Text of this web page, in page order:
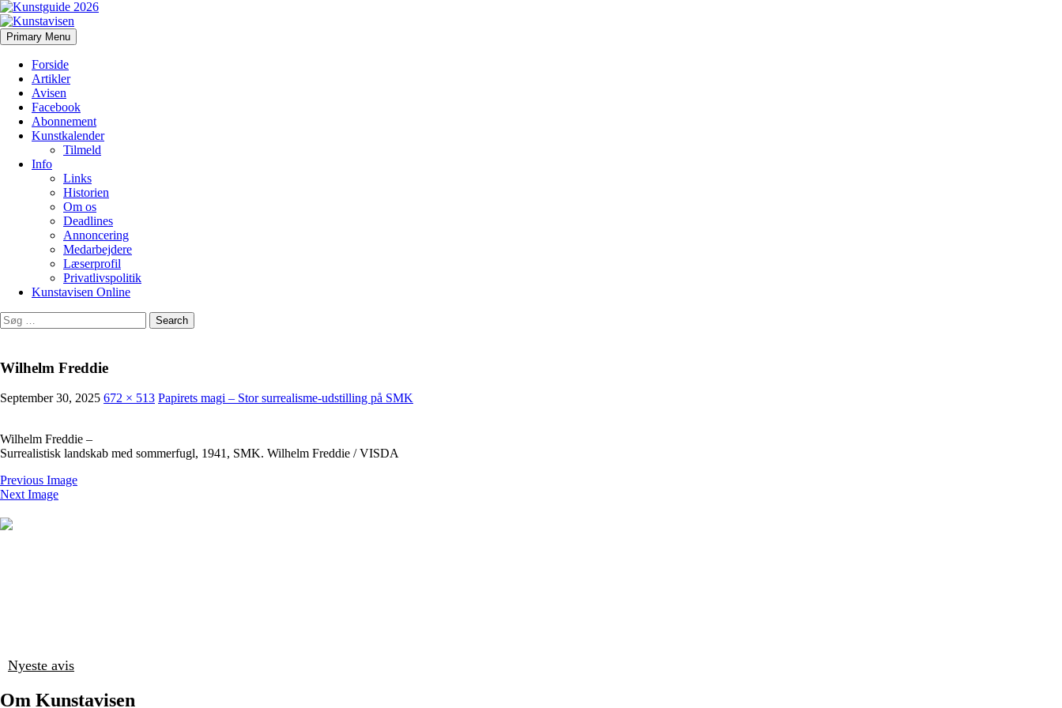
Kunstavisen
Search
Primary Menu Skip
to
Forside
Artikler
Avisen
Facebook
Abonnement
Kunstkalender
Tilmeld
Info
Links
Historien
Om os
Deadlines
Annoncering
Medarbejdere
Læserprofil
Privatlivspolitik
Kunstavisen Online
Search
for:
Wilhelm Freddie
September 30, 2025 672 × 513 Papirets magi – Stor surrealisme-udstilling på SMK
Wilhelm Freddie –
Surrealistisk landskab med sommerfugl, 1941, SMK. Wilhelm Freddie / VISDA
Previous Image
Next Image
Nyeste avis
Om Kunstavisen